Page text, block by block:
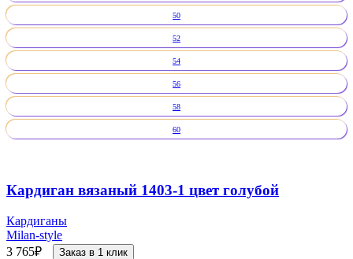
50
52
54
56
58
60
Кардиган вязаный 1403-1 цвет голубой
Кардиганы
Milan-style
3 765₽ Заказ в 1 клик